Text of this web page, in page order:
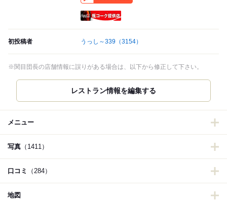
初投稿者 うっし～339 （3154）
※関目団長の店舗情報に誤りがある場合は、以下から修正して下さい。
レストラン情報を編集する
メニュー
写真 （1411）
口コミ （284）
地図